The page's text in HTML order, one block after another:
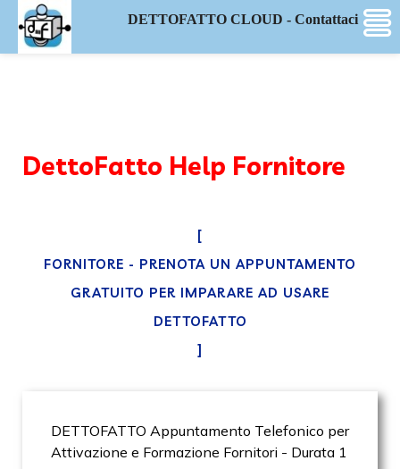
DettoFatto Help Fornitore
[
FORNITORE - PRENOTA UN APPUNTAMENTO
GRATUITO PER IMPARARE AD USARE
DETTOFATTO
]
DETTOFATTO CLOUD - Contattaci